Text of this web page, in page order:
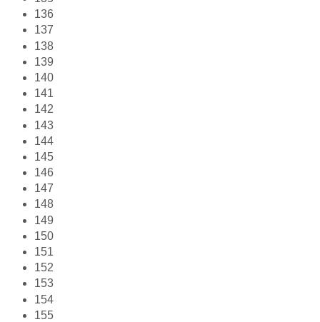
136
137
138
139
140
141
142
143
144
145
146
147
148
149
150
151
152
153
154
155